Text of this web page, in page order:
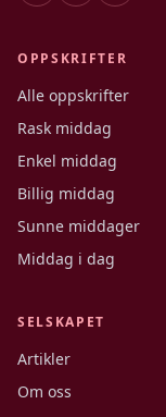
OPPSKRIFTER
Alle oppskrifter
Rask middag
Enkel middag
Billig middag
Sunne middager
Middag i dag
SELSKAPET
Artikler
Om oss